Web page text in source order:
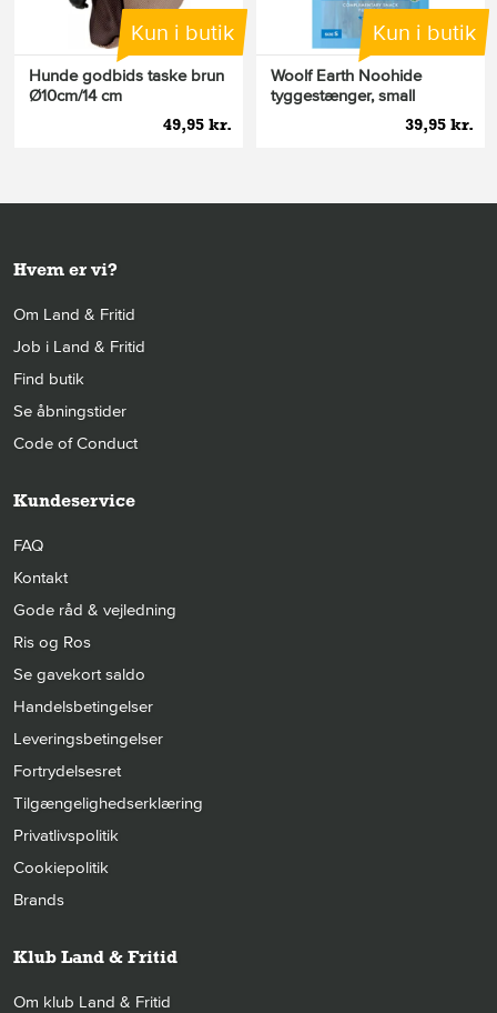
Kun i butik
Hunde godbids taske brun
Ø10cm/14 cm
49,95 kr.
Kun i butik
Woolf Earth Noohide
tyggestænger, small
39,95 kr.
Hvem er vi?
Om Land & Fritid
Job i Land & Fritid
Find butik
Se åbningstider
Code of Conduct
Kundeservice
FAQ
Kontakt
Gode råd & vejledning
Ris og Ros
Se gavekort saldo
Handelsbetingelser
Leveringsbetingelser
Fortrydelsesret
Tilgængelighedserklæring
Privatlivspolitik
Cookiepolitik
Brands
Klub Land & Fritid
Om klub Land & Fritid